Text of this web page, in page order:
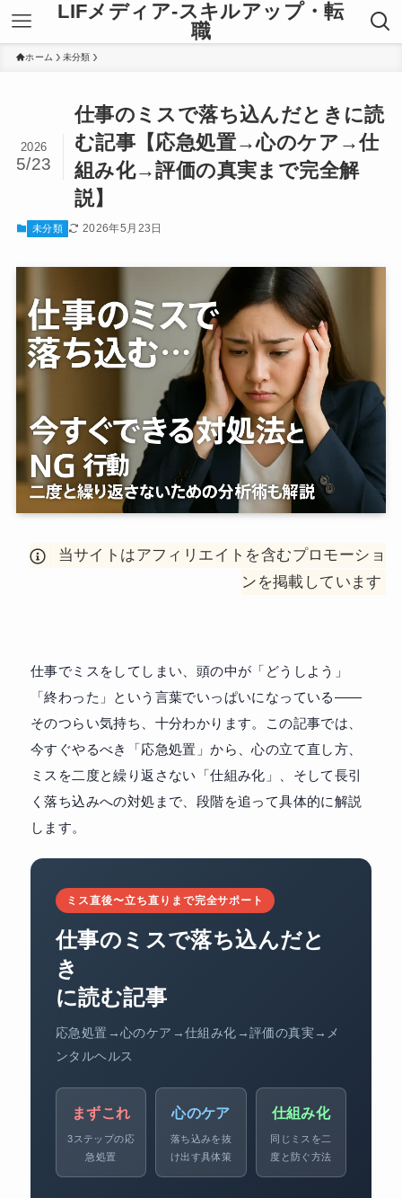
LIFメディア-スキルアップ・転
職
ホーム 未分類
仕事のミスで落ち込んだときに読
む記事【応急処置→心のケア→仕
組み化→評価の真実まで完全解
説】
2026
5/23
未分類 2026年5月23日
当サイトはアフィリエイトを含むプロモーショ
ンを掲載しています
仕事でミスをしてしまい、頭の中が「どうしよう」
「終わった」という言葉でいっぱいになっている——
そのつらい気持ち、十分わかります。この記事では、
今すぐやるべき「応急処置」から、心の立て直し方、
ミスを二度と繰り返さない「仕組み化」、そして長引
く落ち込みへの対処まで、段階を追って具体的に解説
します。
ミス直後〜立ち直りまで完全サポート
仕事のミスで落ち込んだと
き
に読む記事
応急処置→心のケア→仕組み化→評価の真実→メ
ンタルヘルス
まずこれ
3ステップの応
急処置
心のケア
落ち込みを抜
け出す具体策
仕組み化
同じミスを二
度と防ぐ方法